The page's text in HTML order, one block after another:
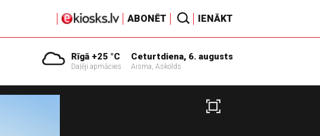
ABONĒT IENĀKT
Rīgā +25 °C
Daļēji apmācies
Ceturtdiena, 6. augusts
Aisma, Askolds